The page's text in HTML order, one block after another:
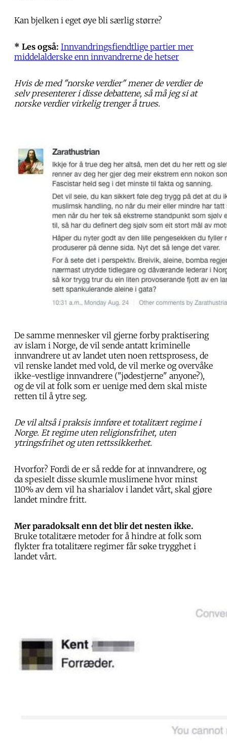
Kan bjelken i eget øye bli særlig større?
* Les også: Innvandringsfiendtlige partier mer
middelalderske enn innvandrerne de hetser
Hvis de med "norske verdier" mener de verdier de
selv presenterer i disse debattene, så må jeg si at
norske verdier virkelig trenger å trues.
De samme mennesker vil gjerne forby praktisering
av islam i Norge, de vil sende antatt kriminelle
innvandrere ut av landet uten noen rettsprosess, de
vil renske landet med vold, de vil merke og overvåke
ikke-vestlige innvandrere ("jødestjerne" anyone?),
og de vil at folk som er uenige med dem skal miste
retten til å ytre seg.
De vil altså i praksis innføre et totalitært regime i
Norge. Et regime uten religionsfrihet, uten
ytringsfrihet og uten rettssikkerhet.
Hvorfor? Fordi de er så redde for at innvandrere, og
da spesielt disse skumle muslimene hvor minst
110% av dem vil ha sharialov i landet vårt, skal gjøre
landet mindre fritt.
Mer paradoksalt enn det blir det nesten ikke.
Bruke totalitære metoder for å hindre at folk som
flykter fra totalitære regimer får søke trygghet i
landet vårt.